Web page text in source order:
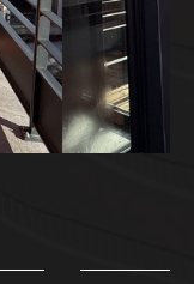
propose
?